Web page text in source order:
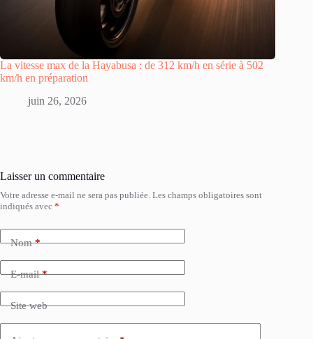
La vitesse max de la Hayabusa : de 312 km/h en série à 502
km/h en préparation
juin 26, 2026
Laisser un commentaire
Votre adresse e-mail ne sera pas publiée. Les champs obligatoires sont
indiqués avec *
Nom*
E-mail*
Site web